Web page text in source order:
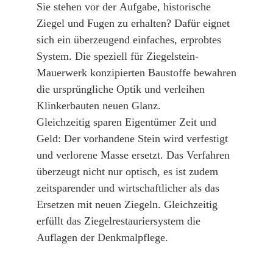
Sie stehen vor der Aufgabe, historische
Ziegel und Fugen zu erhalten? Dafür eignet
sich ein überzeugend einfaches, erprobtes
System. Die speziell für Ziegelstein-
Mauerwerk konzipierten Baustoffe bewahren
die ursprüngliche Optik und verleihen
Klinkerbauten neuen Glanz.
Gleichzeitig sparen Eigentümer Zeit und
Geld: Der vorhandene Stein wird verfestigt
und verlorene Masse ersetzt. Das Verfahren
überzeugt nicht nur optisch, es ist zudem
zeitsparender und wirtschaftlicher als das
Ersetzen mit neuen Ziegeln. Gleichzeitig
erfüllt das Ziegelrestauriersystem die
Auflagen der Denkmalpflege.